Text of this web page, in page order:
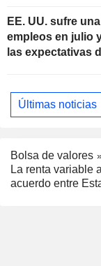
EE. UU. sufre
empleos en julio
las expectativas
Últimas noticias
Bolsa de valores
La renta variable
acuerdo entre